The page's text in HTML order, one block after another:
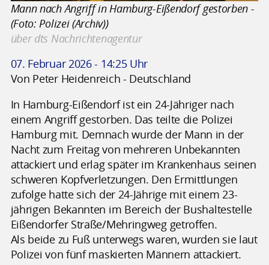
Mann nach Angriff in Hamburg-Eißendorf gestorben -
(Foto: Polizei (Archiv))
über dts Nachrichtenagentur
07. Februar 2026 - 14:25 Uhr
Von Peter Heidenreich - Deutschland
In Hamburg-Eißendorf ist ein 24-Jähriger nach
einem Angriff gestorben. Das teilte die Polizei
Hamburg mit. Demnach wurde der Mann in der
Nacht zum Freitag von mehreren Unbekannten
attackiert und erlag später im Krankenhaus seinen
schweren Kopfverletzungen. Den Ermittlungen
zufolge hatte sich der 24-Jährige mit einem 23-
jährigen Bekannten im Bereich der Bushaltestelle
Eißendorfer Straße/Mehringweg getroffen.
Als beide zu Fuß unterwegs waren, wurden sie laut
Polizei von fünf maskierten Männern attackiert.